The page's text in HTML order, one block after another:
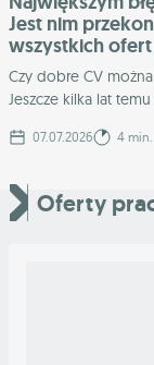
Jest nim
wszystkich ofert
Czy dobre CV
Jeszcze kilka lat
07.07.2026 4 min.
Oferty